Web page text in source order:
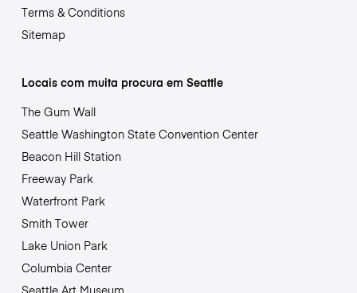
Terms & Conditions
Sitemap
Locais com muita procura em Seattle
The Gum Wall
Seattle Washington State Convention Center
Beacon Hill Station
Freeway Park
Waterfront Park
Smith Tower
Lake Union Park
Columbia Center